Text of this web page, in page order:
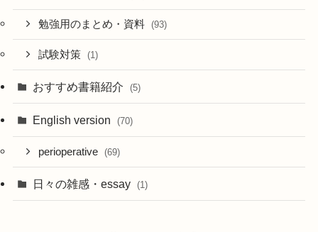
勉強用のまとめ・資料 (93)
試験対策 (1)
おすすめ書籍紹介 (5)
English version (70)
perioperative (69)
日々の雑感・essay (1)